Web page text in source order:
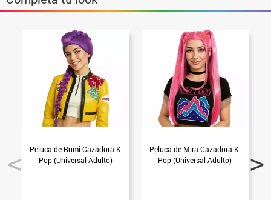
Peluca de Rumi Cazadora K-
Pop (Universal Adulto)
Peluca de Mira Cazadora K-
Pop (Universal Adulto)